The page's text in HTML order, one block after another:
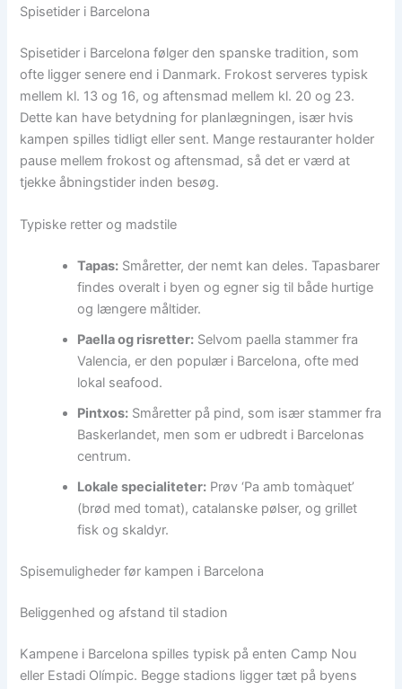
Spisetider i Barcelona
Spisetider i Barcelona følger den spanske tradition, som
ofte ligger senere end i Danmark. Frokost serveres typisk
mellem kl. 13 og 16, og aftensmad mellem kl. 20 og 23.
Dette kan have betydning for planlægningen, især hvis
kampen spilles tidligt eller sent. Mange restauranter holder
pause mellem frokost og aftensmad, så det er værd at
tjekke åbningstider inden besøg.
Typiske retter og madstile
Tapas: Småretter, der nemt kan deles. Tapasbarer
findes overalt i byen og egner sig til både hurtige
og længere måltider.
Paella og risretter: Selvom paella stammer fra
Valencia, er den populær i Barcelona, ofte med
lokal seafood.
Pintxos: Småretter på pind, som især stammer fra
Baskerlandet, men som er udbredt i Barcelonas
centrum.
Lokale specialiteter: Prøv ‘Pa amb tomàquet’
(brød med tomat), catalanske pølser, og grillet
fisk og skaldyr.
Spisemuligheder før kampen i Barcelona
Beliggenhed og afstand til stadion
Kampene i Barcelona spilles typisk på enten Camp Nou
eller Estadi Olímpic. Begge stadions ligger tæt på byens